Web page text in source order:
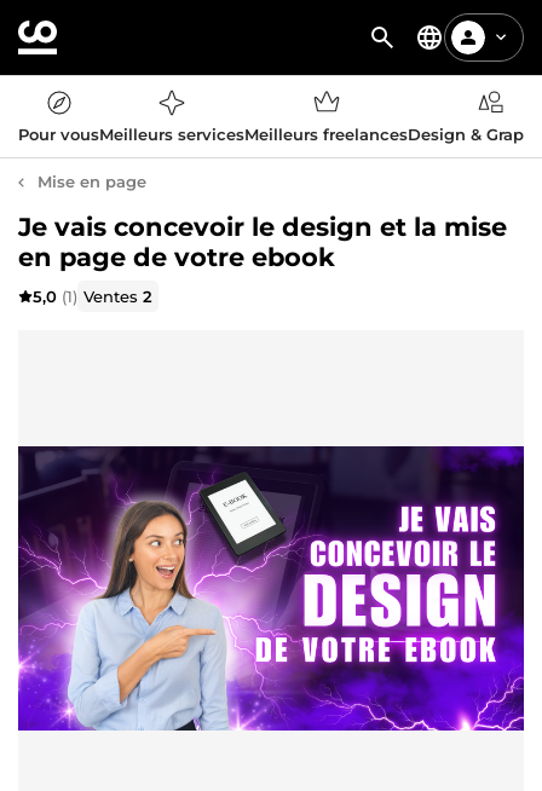
Pour vousMeilleurs servicesMeilleurs freelancesDesign &
Mise en page
Je vais concevoir le design et la mise
en page de votre ebook
5,0 (1) Ventes2